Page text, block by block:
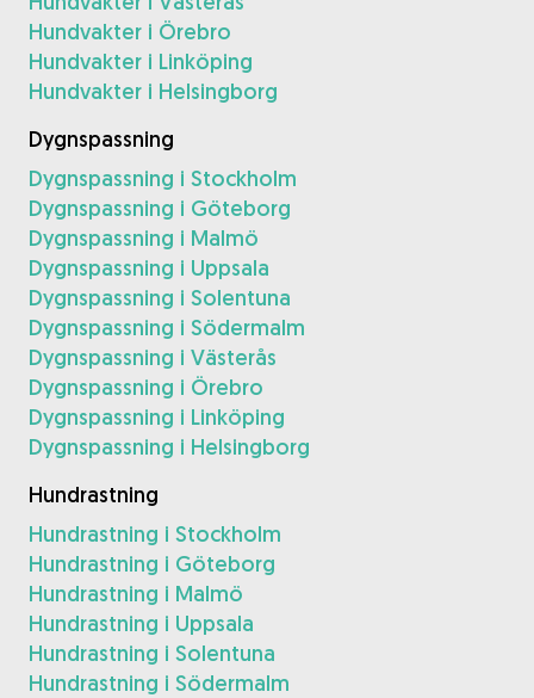
Hundvakter i Örebro
Hundvakter i Linköping
Hundvakter i Helsingborg
Dygnspassning
Dygnspassning i Stockholm
Dygnspassning i Göteborg
Dygnspassning i Malmö
Dygnspassning i Uppsala
Dygnspassning i Solentuna
Dygnspassning i Södermalm
Dygnspassning i Västerås
Dygnspassning i Örebro
Dygnspassning i Linköping
Dygnspassning i Helsingborg
Hundrastning
Hundrastning i Stockholm
Hundrastning i Göteborg
Hundrastning i Malmö
Hundrastning i Uppsala
Hundrastning i Solentuna
Hundrastning i Södermalm